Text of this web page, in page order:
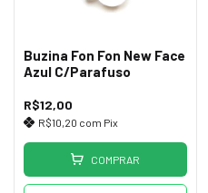
Buzina Fon Fon New Face
Azul C/Parafuso
R$12,00
R$10,20 com Pix
COMPRAR